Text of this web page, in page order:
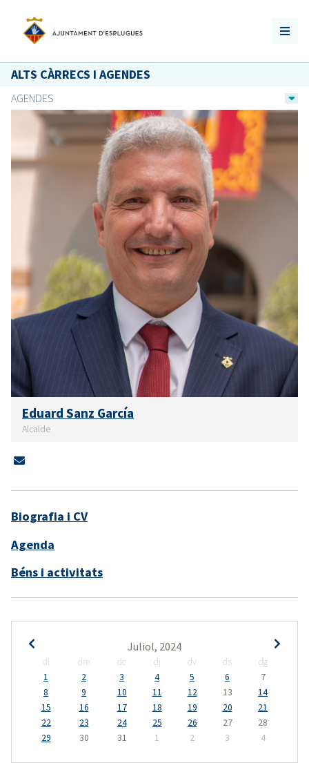
ALTS CÀRRECS I AGENDES
AGENDES
Eduard Sanz García
Alcalde
Biografia i CV
Agenda
Béns i activitats
Juliol, 2024
dl dm dc dj dv ds
dg
1
2 3 4 5 6
7
8
9 10 11 12 13
14
15
16 17 18 19 20
21
22
23 24 25 26 27
28
29
30 31 1 2 3 4